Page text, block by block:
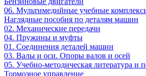
06. Мультимедийные учебные
Наглядные пособия по деталям машин
02. Механические передачи
04. Пружины и муфты
01. Соединения деталей машин
03. Валы и оси. Опоры валов и осей
05. Учебно-методическая литература и
Тормозное управление